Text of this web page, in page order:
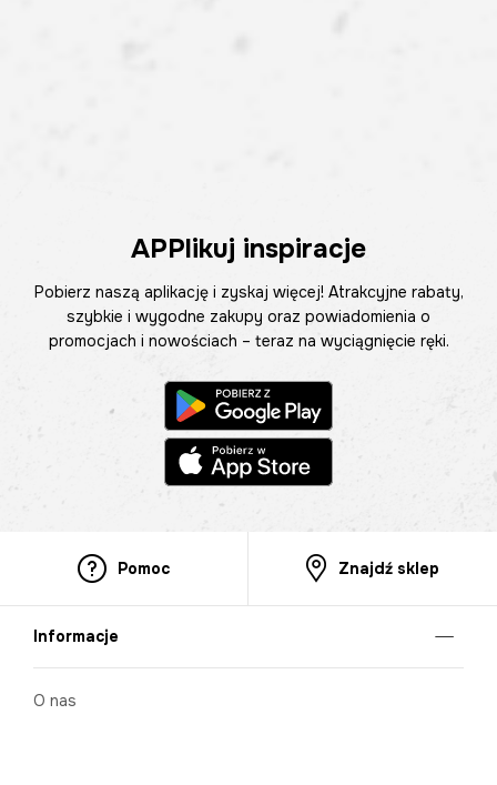
APPlikuj inspiracje
Pobierz naszą aplikację i zyskaj więcej! Atrakcyjne rabaty,
szybkie i wygodne zakupy oraz powiadomienia o
promocjach i nowościach – teraz na wyciągnięcie ręki.
Pomoc Znajdź sklep
Informacje
O nas